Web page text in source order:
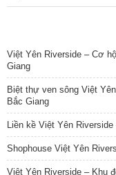
Việt Yên Riverside – Cơ
Giang
Biệt thự ven sông Việt
Bắc Giang
Liền kề Việt Yên
Shophouse Việt Yên
Việt Yên Riverside – Khu